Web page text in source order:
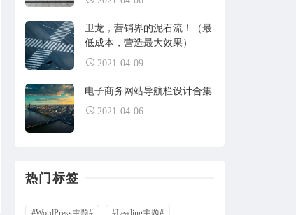
范德萨范德萨
66666
来自：古腾堡区块，短代码演示
卫龙，营销界的泥石流！（最
低成本，营造最大效果）
2021-04-09
电子商务网站导航栏设计合集
2021-04-06
热门标签
#WordPress主题# #Leading主题#